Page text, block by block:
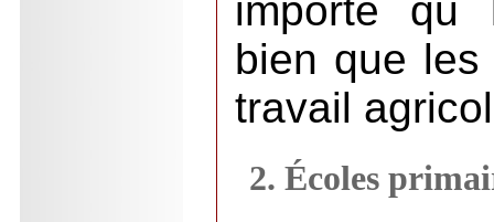
importe qu
bien que
travail
2. Écoles